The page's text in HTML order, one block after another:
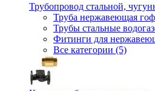
Трубопровод стальной,
Труба нержавеющая
Трубы стальные
Фитинги для
Все категории (5)